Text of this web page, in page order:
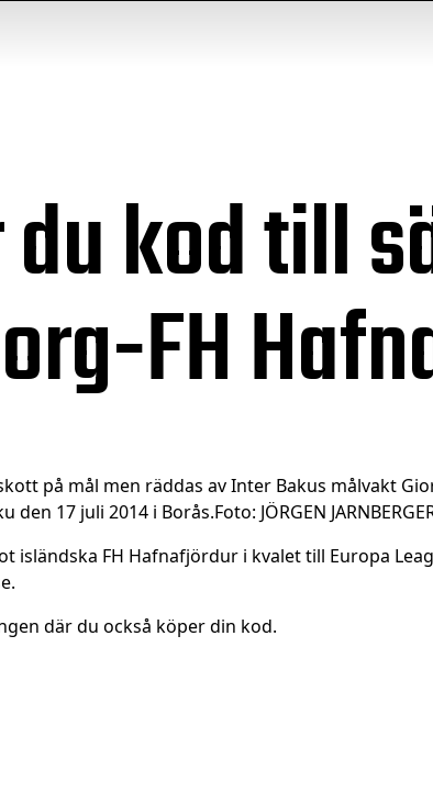
kod till
FH
isländska FH Hafnafjördur i kvalet till Europa
där du också köper din kod.